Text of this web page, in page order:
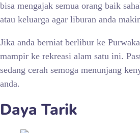
bisa mengajak semua orang baik
atau keluarga agar liburan anda
Jika anda berniat berlibur ke
mampir ke rekreasi alam satu ini.
sedang cerah semoga menunjang
anda.
Daya Tarik